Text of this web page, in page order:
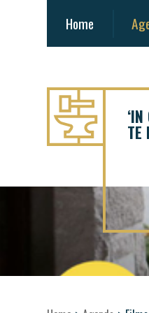
Home
TE